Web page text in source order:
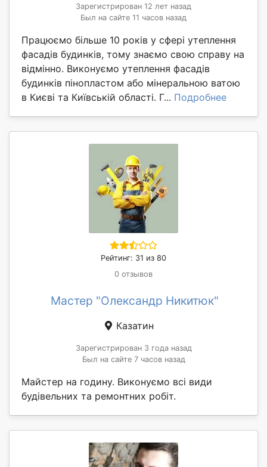
Зарегистрирован 12 лет назад
Был на сайте 11 часов назад
Працюємо більше 10 років у сфері утеплення
фасадів будинків, тому знаємо свою справу на
відмінно. Виконуємо утеплення фасадів
будинків пінопластом або мінеральною ватою
в Києві та Київській області. Г... Подробнее
Рейтинг: 31 из 80
0 отзывов
Мастер "Олександр Никитюк"
Казатин
Зарегистрирован 3 года назад
Был на сайте 7 часов назад
Майстер на годину. Виконуємо всі види
будівельних та ремонтних робіт.